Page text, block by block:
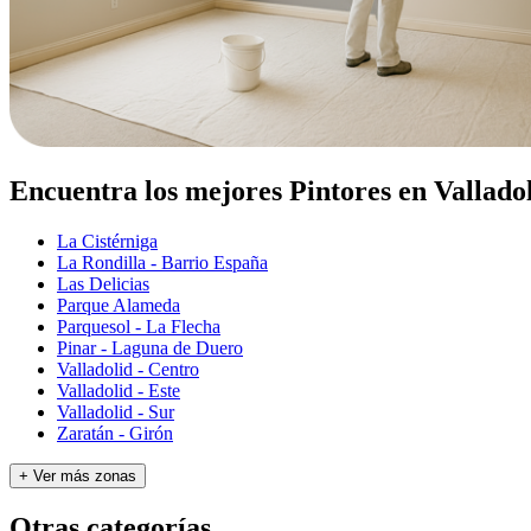
Encuentra los mejores Pintores en
La Cistérniga
La Rondilla - Barrio España
Las Delicias
Parque Alameda
Parquesol - La Flecha
Pinar - Laguna de Duero
Valladolid - Centro
Valladolid - Este
Valladolid - Sur
Zaratán - Girón
+ Ver más zonas